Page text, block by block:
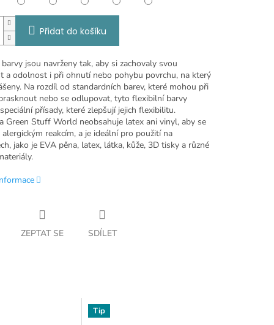
Přidat do košíku
jsou navrženy tak, aby si zachovaly svou
a odolnost i při ohnutí nebo pohybu povrchu, na který
Na rozdíl od standardních barev, které mohou při
nebo se odlupovat, tyto flexibilní barvy
přísady, které zlepšují jejich flexibilitu.
Green Stuff World neobsahuje latex ani vinyl, aby se
reakcím, a je ideální pro použití na
jako je EVA pěna, latex, látka, kůže, 3D tisky a různé
ZEPTAT SE SDÍLET
Tip